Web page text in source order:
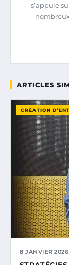
s’appuie
ARTICLES
CRÉATION
8 JANVIER 2026